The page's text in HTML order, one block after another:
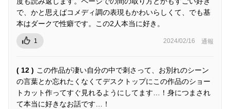
で、かと思えばコメディ調の表現もかわいらしくて、でも基
本はダークで性癖です。この2人本当に好き。
1 2024/02/16 通報
( 12 ) この作品が凄い自分の中で刺さって、お別れのシーン
の言葉とか忘れたくなくてデスクトップにこの作品のショー
トカット作ってすぐ見れるようにしてます…！身につまされ
て本当に好きなお話です…！